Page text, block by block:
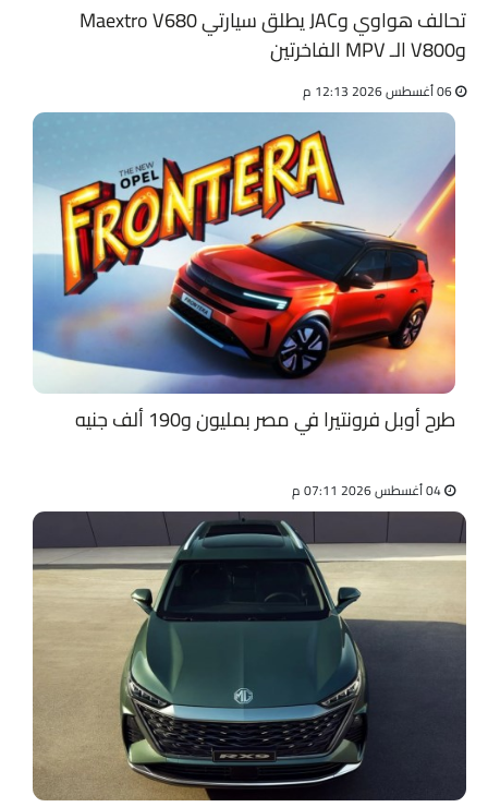
تحالف هواوي وJAC يطلق سيارتي Maextro V680
وV800 الـ MPV الفاخرتين
طرح أوبل فرونتيرا في مصر بمليون و190 ألف جنيه